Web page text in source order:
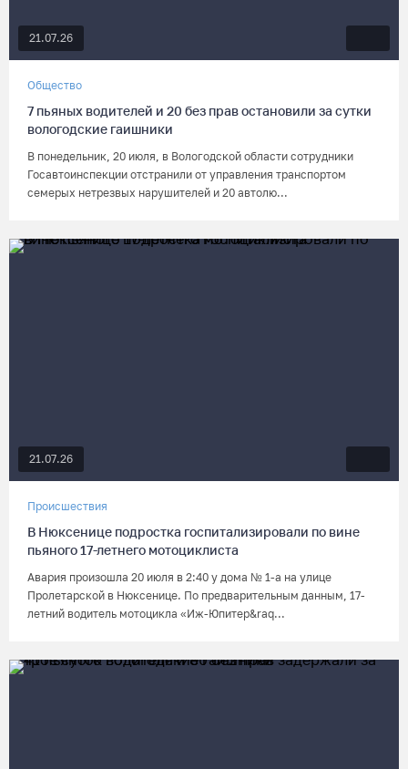
21.07.26
Общество
7 пьяных водителей и 20 без прав остановили за сутки
вологодские гаишники
В понедельник, 20 июля, в Вологодской области сотрудники
Госавтоинспекции отстранили от управления транспортом
семерых нетрезвых нарушителей и 20 автолю...
21.07.26
Происшествия
В Нюксенице подростка госпитализировали по вине
пьяного 17-летнего мотоциклиста
Авария произошла 20 июля в 2:40 у дома № 1-а на улице
Пролетарской в Нюксенице. По предварительным данным, 17-
летний водитель мотоцикла «Иж-Юпитер&raq...